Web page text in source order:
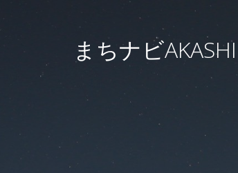
まちナビAKASHI